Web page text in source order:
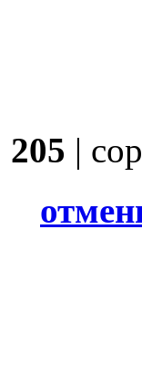
205 |